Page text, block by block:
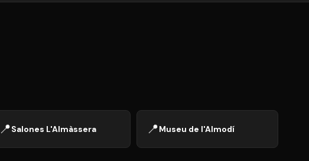
📍Salones L'Almàssera 📍Museu de l'Almodí